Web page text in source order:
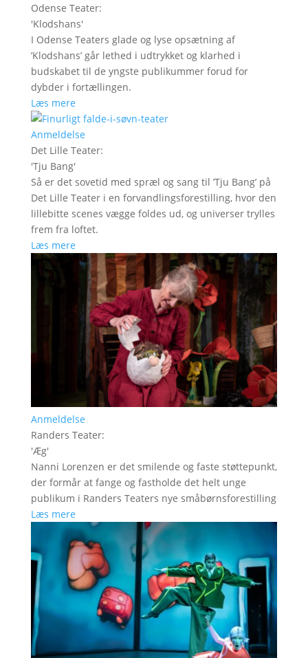
Odense Teater:
'Klodshans'
I Odense Teaters glade og lyse opsætning af
’Klodshans’ går lethed i udtrykket og klarhed i
budskabet til de yngste publikummer forud for
dybder i fortællingen.
Læs mere
Anmeldelse
Det Lille Teater:
'Tju Bang'
Så er det sovetid med spræl og sang til ’Tju Bang’ på
Det Lille Teater i en forvandlingsforestilling, hvor den
lillebitte scenes vægge foldes ud, og universer trylles
frem fra loftet.
Læs mere
Anmeldelse
Randers Teater:
'Æg'
Nanni Lorenzen er det smilende og faste støttepunkt,
der formår at fange og fastholde det helt unge
publikum i Randers Teaters nye småbørnsforestilling
Læs mere